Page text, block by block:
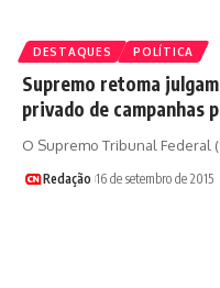
DESTAQUES POLÍTICA
Supremo retoma
privado de campanhas
O Supremo Tribunal Federal
Redação 16 de setembro de 2015